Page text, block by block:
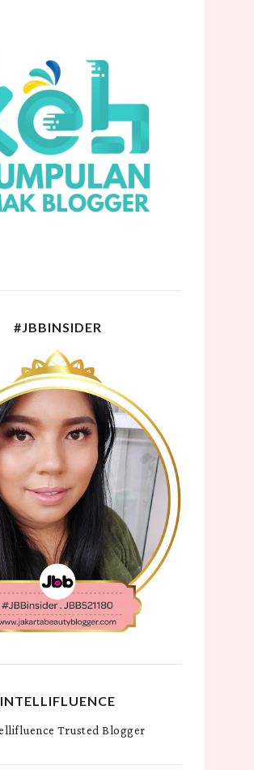
#JBBINSIDER
INTELLIFLUENCE